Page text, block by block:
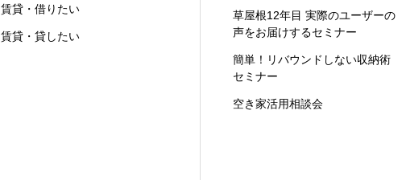
賃貸・借りたい
賃貸・貸したい
草屋根12年目 実際のユーザーの
声をお届けするセミナー
簡単！リバウンドしない収納術
セミナー
空き家活用相談会